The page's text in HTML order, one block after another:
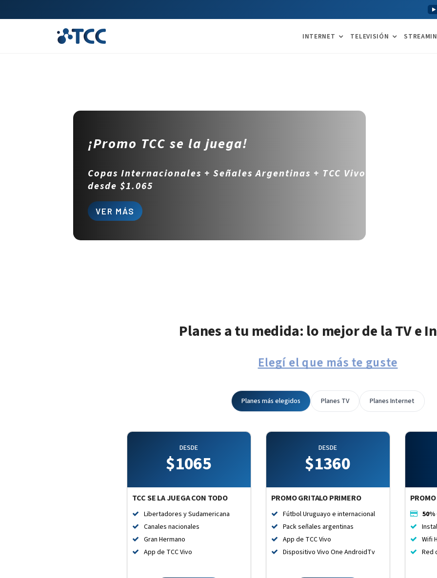
INTERNET TELEVISIÓN
¡Promo TCC se la juega!
Copas Internacionales + Señales Argentinas + TCC Vivo
desde $1.065
VER MÁS
Planes a tu medida: lo mejor de la TV e
Elegí el que más te guste
Planes más elegidos Planes TV Planes Internet
DESDE
$1065
TCC SE LA JUEGA CON TODO
Libertadores y Sudamericana
Canales nacionales
Gran Hermano
App de TCC Vivo
DESDE
$1360
PROMO GRITALO PRIMERO
Fútbol Uruguayo e internacional
Pack señales argentinas
App de TCC Vivo
Dispositivo Vivo One AndroidTv
50%
Wifi
Red